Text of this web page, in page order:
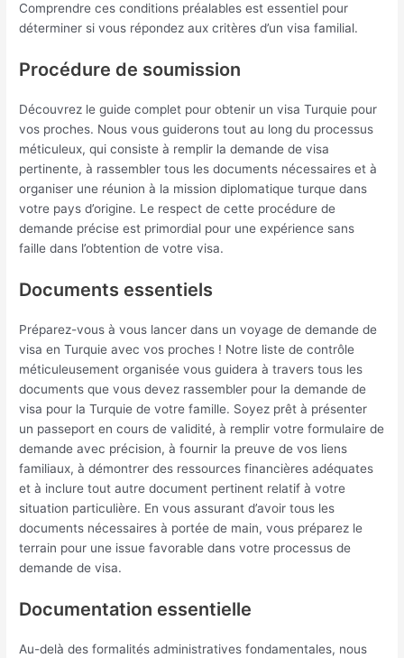
Comprendre ces conditions préalables est essentiel pour
déterminer si vous répondez aux critères d’un visa familial.
Procédure de soumission
Découvrez le guide complet pour obtenir un visa Turquie pour
vos proches. Nous vous guiderons tout au long du processus
méticuleux, qui consiste à remplir la demande de visa
pertinente, à rassembler tous les documents nécessaires et à
organiser une réunion à la mission diplomatique turque dans
votre pays d’origine. Le respect de cette procédure de
demande précise est primordial pour une expérience sans
faille dans l’obtention de votre visa.
Documents essentiels
Préparez-vous à vous lancer dans un voyage de demande de
visa en Turquie avec vos proches ! Notre liste de contrôle
méticuleusement organisée vous guidera à travers tous les
documents que vous devez rassembler pour la demande de
visa pour la Turquie de votre famille. Soyez prêt à présenter
un passeport en cours de validité, à remplir votre formulaire de
demande avec précision, à fournir la preuve de vos liens
familiaux, à démontrer des ressources financières adéquates
et à inclure tout autre document pertinent relatif à votre
situation particulière. En vous assurant d’avoir tous les
documents nécessaires à portée de main, vous préparez le
terrain pour une issue favorable dans votre processus de
demande de visa.
Documentation essentielle
Au-delà des formalités administratives fondamentales, nous